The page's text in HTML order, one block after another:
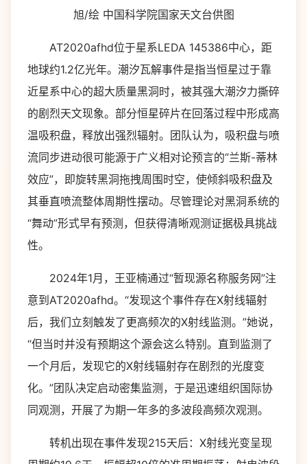
旭/绘 中国科学院国家天文台供图
AT2020afhd位于星系LEDA 145386中心，距
地球约1.2亿光年。潮汐瓦解事件是指当恒星过于靠
近星系中心的超大质量黑洞时，被其强大潮汐力撕碎
的剧烈天文现象。部分恒星碎片在回落过程中形成高
温吸积盘，释放出强烈辐射。团队认为，吸积盘与喷
流同步进动很可能源于广义相对论预言的“兰斯-蒂林
效应”，即旋转黑洞拖拽周围时空，使倾斜吸积盘及
其垂直喷流整体周期性摆动。尽管理论对黑洞系统的
“舞动”形式早有预测，但获得清晰观测证据极具挑战
性。
2024年1月，王亚楠通过“暂现源名称服务网”注
意到AT2020afhd。“发现这个事件存在X射线辐射
后，我们立刻触发了更高频次的X射线监测。”她说，
“但当时并没有预期这个源会这么特别。直到监测了
一个月后，发现它的X射线辐射存在剧烈的光度变
化。”团队决定启动密集监测，于是迅速组织国际协
同观测，开展了为期一年多的多波段高频次观测。
转机出现在事件发现215天后：X射线光变呈现